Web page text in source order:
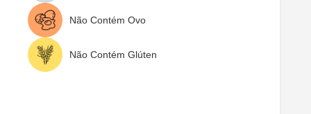
Não Contém Ovo
Não Contém Glúten